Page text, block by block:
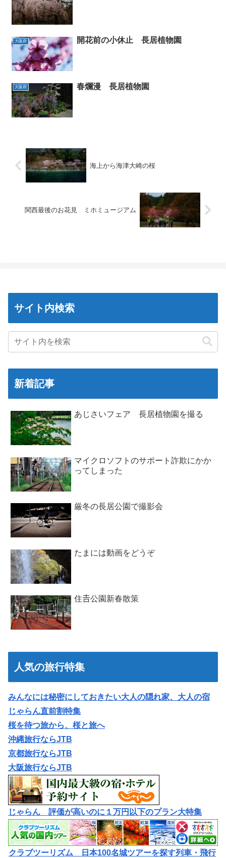
大阪府 開花前の小休止 長居植物園
大阪府 春爛漫 長居植物園
海上から海津大崎の桜
関西最後のお花見 ミホミュージアム
サイト内検索
新着記事
あじさいフェア 長居植物園を撮る
マイクロソフトのサポート詐欺にかか
ってしまった
厳冬の長居公園で撮影会
たまには動画をどうぞ
住𠮷公園新春散策
人気の旅行特集
みんなには秘密にしておきたい大人の隠れ家、大人の宿
じゃらん直前割特集
桜を待つ旅から、桜と旅へ
沖縄旅行ならJTB
京都旅行ならJTB
大阪旅行ならJTB
じゃらん 評価が高いのに１万円以下のプラン大特集
クラブツーリズム 日本100名城ツアーを探す列車・飛行